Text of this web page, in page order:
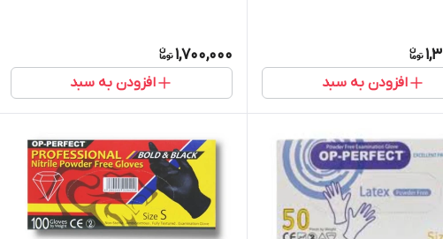
افزودن به سبد
1,700,000
افزودن به سبد